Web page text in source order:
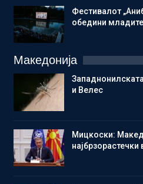
Фестивалот
обедини
Македонија
и Велес
Мицкоски:
најбрзорастечки